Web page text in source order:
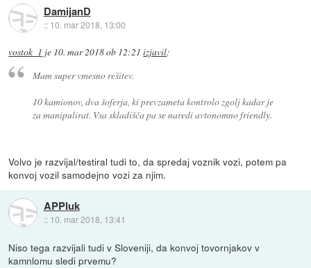
DamijanD
:: 10. mar 2018, 13:00
vostok_1 je 10. mar 2018 ob 12:21 izjavil:
Mam super vmesno rešitev.
10 kamionov, dva šoferja, ki prevzameta kontrolo zgolj kadar je
za manipulirat. Vsa skladišča pa se naredi avtonomno friendly.
Volvo je razvijal/testiral tudi to, da spredaj voznik vozi, potem pa
konvoj vozil samodejno vozi za njim.
APPluk
:: 10. mar 2018, 13:41
Niso tega razvijali tudi v Sloveniji, da konvoj tovornjakov v
kamnlomu sledi prvemu?